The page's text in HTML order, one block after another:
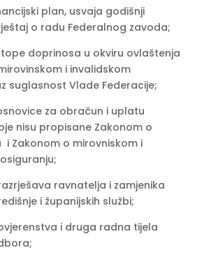
plan, usvaja godišnji
o radu Federalnog zavoda;
doprinosa u okviru ovlaštenja
i invalidskom
suglasnost Vlade Federacije;
za obračun i uplatu
nisu propisane Zakonom o
i Zakonom o mirovniskom i
ravnatelja i zamjenika
i županijskih službi;
i druga radna tijela